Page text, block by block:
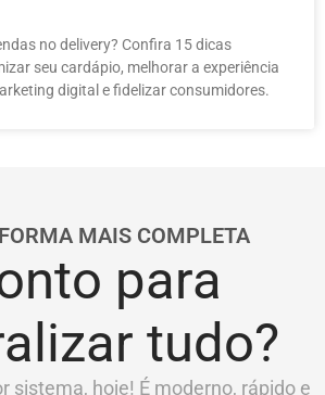
no delivery? Confira 15 dicas
seu cardápio, melhorar a experiência
digital e fidelizar consumidores.
MAIS COMPLETA
para
tudo?
sistema, hoje! É moderno, rápido e